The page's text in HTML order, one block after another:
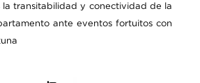
la transitabilidad y conectividad de la
ante eventos fortuitos con